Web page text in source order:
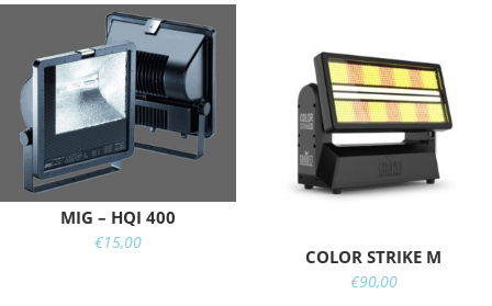
MIG – HQI 400
€15,00
COLOR STRIKE M
€90,00